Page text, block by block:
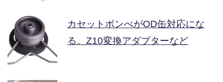
カセットボンべがOD缶対応にな
る。Z10変換アダプターなど